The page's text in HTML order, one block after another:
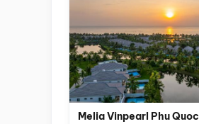
Melia Vinpearl Phu Quoc